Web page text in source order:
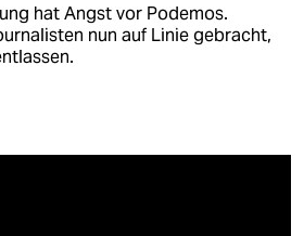
hat Angst vor Podemos.
nun auf Linie gebracht,